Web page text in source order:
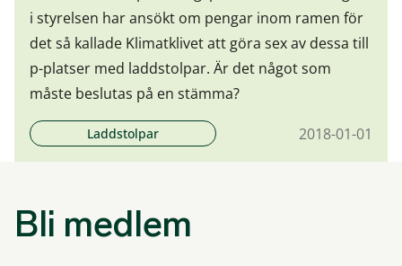
i styrelsen har ansökt om pengar inom ramen för
det så kallade Klimatklivet att göra sex av dessa till
p-platser med laddstolpar. Är det något som
måste beslutas på en stämma?
Laddstolpar 2018-01-01
Bli medlem